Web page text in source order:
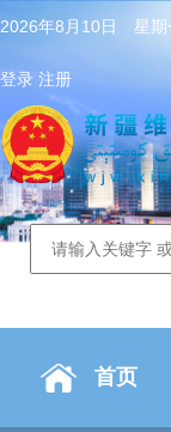
2026年8月10日 星期
登录 注册
首页